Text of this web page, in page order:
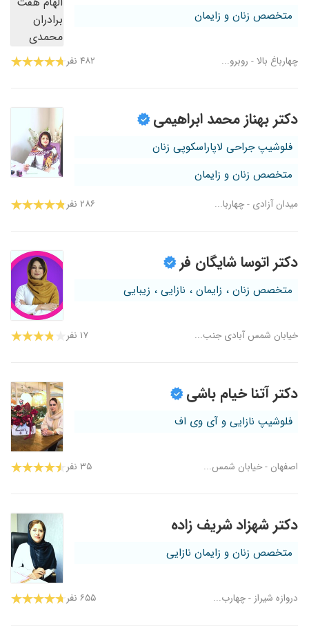
متخصص زنان و زایمان
چهارباغ بالا - روبرو... ۴۸۲ نفر
دکتر بهناز محمد ابراهیمی
فلوشیپ جراحی لاپاراسکوپی زنان
متخصص زنان و زایمان
میدان آزادی - چهاربا... ۲۸۶ نفر
دکتر اتوسا شایگان فر
متخصص زنان ، زایمان ، نازایی ، زیبایی
خیابان شمس آبادی جنب... ۱۷ نفر
دکتر آتنا خیام باشی
فلوشیپ نازایی و آی وی اف
اصفهان - خیابان شمس... ۳۵ نفر
دکتر شهزاد شریف زاده
متخصص زنان و زایمان نازایی
دروازه شیراز - چهارب... ۶۵۵ نفر